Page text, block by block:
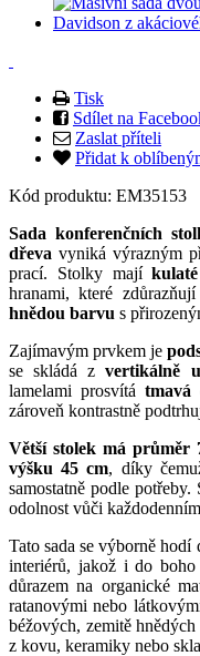
Tisk
Sdílet na
Zaslat příteli
Přidat k
Kód produktu: EM35153
Sada konferenčních
dřeva vyniká výrazným
prací. Stolky mají
hranami, které
hnědou barvu s
Zajímavým prvkem je
se skládá zvertikálně
lamelami prosvítá tmavá
zároveň kontrastně
Větší stolek má průměr
výšku 45 cm, díky
samostatně podle potřeby.
odolnost vůči
Tato sada se výborně
interiérů, jakož i do boho
důrazem na organické
ratanovými nebo
béžových, zemitě
z kovu, keramiky nebo